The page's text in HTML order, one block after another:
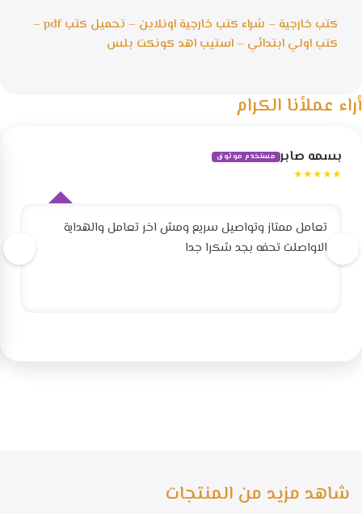
كتب خارجية – شراء كتب خارجية اونلاين – تحميل كتب pdf –
كتب اولي ابتدائي – استيب اهد كونكت بلس
أراء عملأنا الكرام
بسمه صابر مستخدم موثوق
★★★★★
تعامل ممتاز وتواصيل سريع ومش اخر تعامل والهداية
الاواصلت تحفه بجد شكرا جدا
شاهد مزيد من المنتجات